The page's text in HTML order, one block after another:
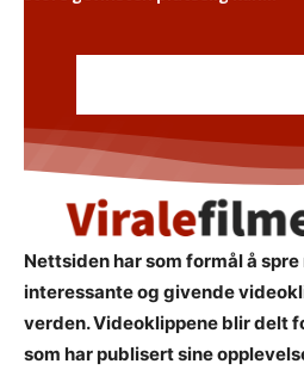
Nettsiden har som formål å
interessante og givende
verden. Videoklippene blir delt
som har publisert sine